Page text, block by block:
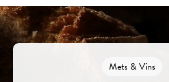
Mets & Vins